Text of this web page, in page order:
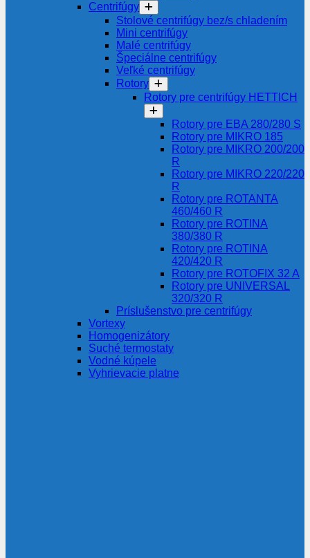
Centrifúgy
Stolové centrifúgy bez/s chladením
Mini centrifúgy
Malé centrifúgy
Špeciálne centrifúgy
Veľké centrifúgy
Rotory
Rotory pre centrifúgy HETTICH
Rotory pre EBA 280/280 S
Rotory pre MIKRO 185
Rotory pre MIKRO 200/200
R
Rotory pre MIKRO 220/220
R
Rotory pre ROTANTA
460/460 R
Rotory pre ROTINA
380/380 R
Rotory pre ROTINA
420/420 R
Rotory pre ROTOFIX 32 A
Rotory pre UNIVERSAL
320/320 R
Príslušenstvo pre centrifúgy
Vortexy
Homogenizátory
Suché termostaty
Vodné kúpele
Vyhrievacie platne